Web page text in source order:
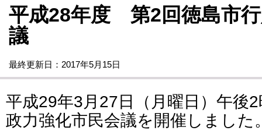
平成28年度 第2回徳島市
議
最終更新日：2017年5月15日
平成29年3月27日（月曜日）午後
政力強化市民会議を開催しました